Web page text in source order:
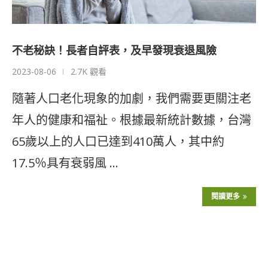
不老秘訣！長者自評表，及早發現衰退風險
2023-08-06 2.7K 觀看
隨著人口老化現象的加劇，我們需要更關注老
年人的健康和福祉。根據最新統計數據，台灣
65歲以上的人口已達到410萬人，其中約
17.5％具有衰弱風 …
閱讀更多